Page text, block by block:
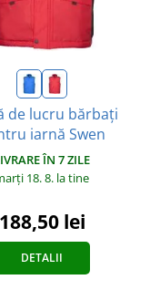
de lucru bărbați
iarnă Swen
ÎN 7 ZILE
18. 8. la tine
188,50 lei
DETALII